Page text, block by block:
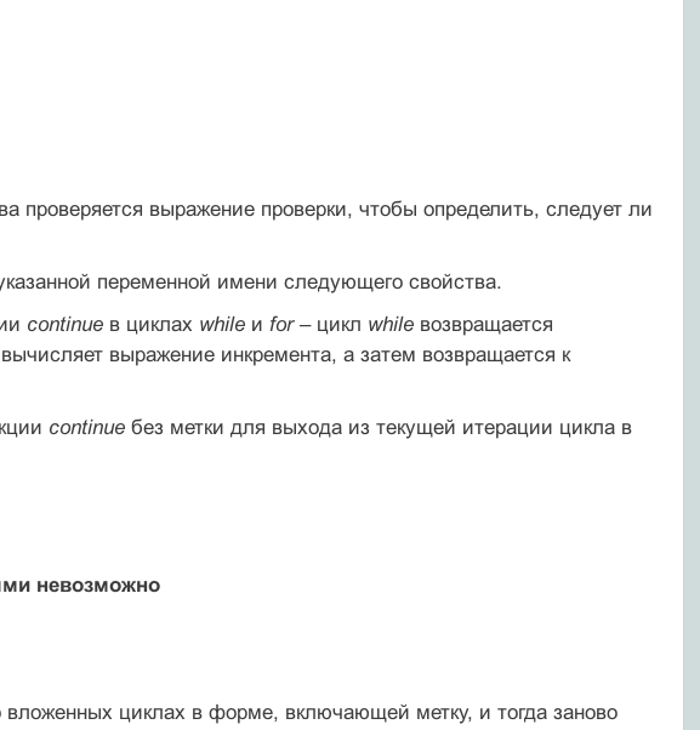
проверяется выражение проверки, чтобы определить, следует ли
переменной имени следующего свойства.
continueв циклах whileи for– цикл whileвозвращается
выражение инкремента, а затем возвращается к
continueбез метки для выхода из текущей итерации цикла в
невозможно
циклах в форме, включающей метку, и тогда заново